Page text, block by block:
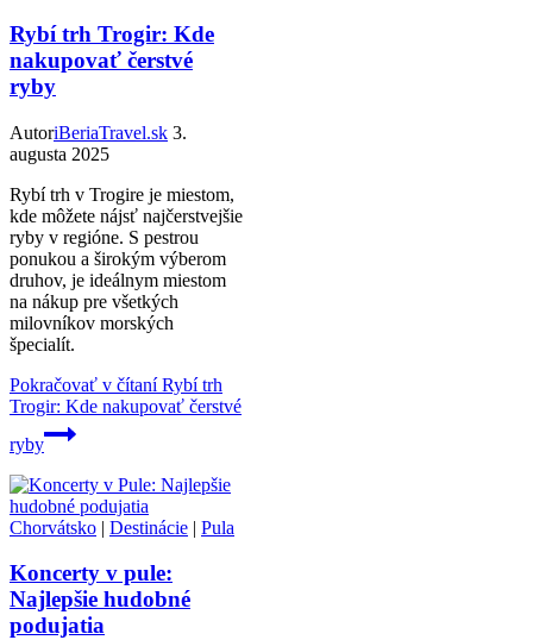
Rybí trh Trogir: Kde
nakupovať čerstvé
ryby
AutoriBeriaTravel.sk 3.
augusta 2025
Rybí trh v Trogire je miestom,
kde môžete nájsť najčerstvejšie
ryby v regióne. S pestrou
ponukou a širokým výberom
druhov, je ideálnym miestom
na nákup pre všetkých
milovníkov morských
špecialít.
Pokračovať v čítaníRybí trh
Trogir: Kde nakupovať čerstvé
ryby
Chorvátsko | Destinácie | Pula
Koncerty v pule:
Najlepšie hudobné
podujatia